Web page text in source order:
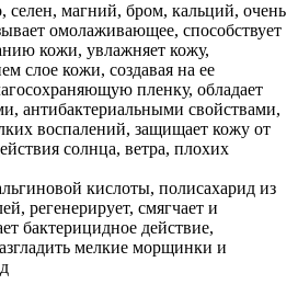
селен, магний, бром, кальций, очень
омолаживающее, способствует
кожи, увлажняет кожу,
слое кожи, создавая на ее
пленку, обладает
антибактериальными свойствами,
воспалений, защищает кожу от
солнца, ветра, плохих
кислоты, полисахарид из
регенерирует, смягчает и
бактерицидное действие,
мелкие морщинки и